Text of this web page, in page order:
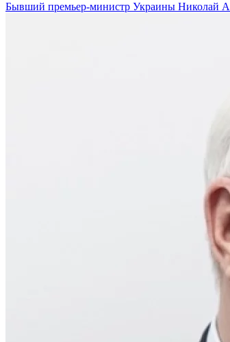
Бывший премьер-министр Украины Николай